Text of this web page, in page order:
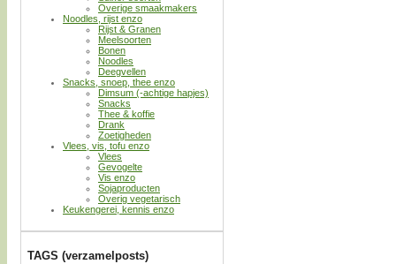
Overige smaakmakers
Noodles, rijst enzo
Rijst & Granen
Meelsoorten
Bonen
Noodles
Deegvellen
Snacks, snoep, thee enzo
Dimsum (-achtige hapjes)
Snacks
Thee & koffie
Drank
Zoetigheden
Vlees, vis, tofu enzo
Vlees
Gevogelte
Vis enzo
Sojaproducten
Overig vegetarisch
Keukengerei, kennis enzo
TAGS (verzamelposts)